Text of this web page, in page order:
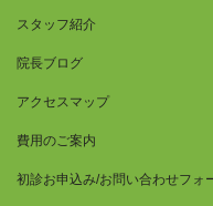
スタッフ紹介
院長ブログ
アクセスマップ
費用のご案内
初診お申込み/お問い合わせフォ